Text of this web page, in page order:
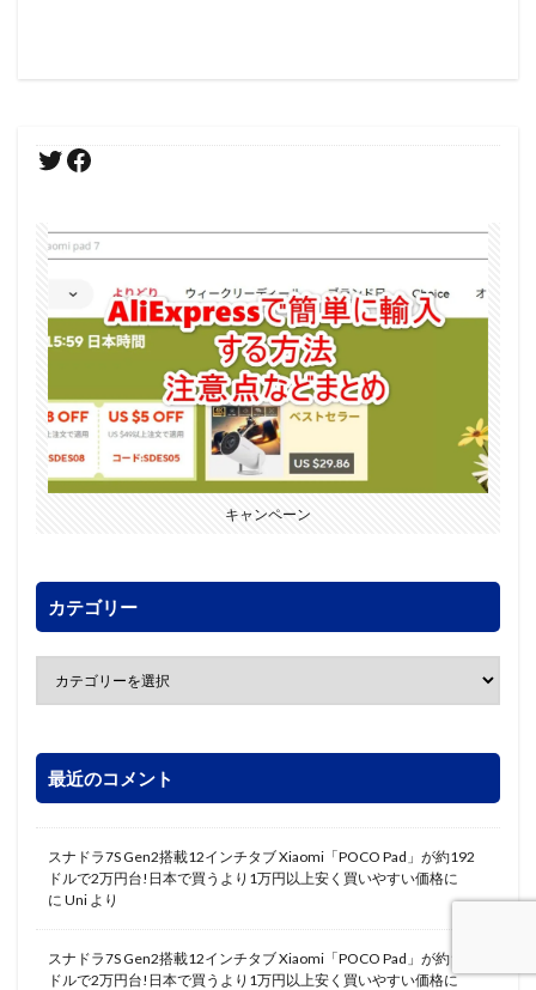
キャンペーン
カテゴリー
最近のコメント
スナドラ7S Gen2搭載12インチタブ Xiaomi「POCO Pad」が約192
ドルで2万円台!日本で買うより1万円以上安く買いやすい価格に
に Uni より
スナドラ7S Gen2搭載12インチタブ Xiaomi「POCO Pad」が約192
ドルで2万円台!日本で買うより1万円以上安く買いやすい価格に